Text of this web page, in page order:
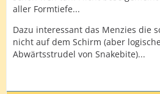
aller Formtiefe...
Dazu interessant das Menzies die
nicht auf dem Schirm (aber
Abwärtsstrudel von Snakebite)...